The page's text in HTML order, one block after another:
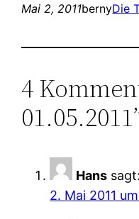
Mai 2, 2011bernyDie
4
Hans sagt:
2. Mai 2011